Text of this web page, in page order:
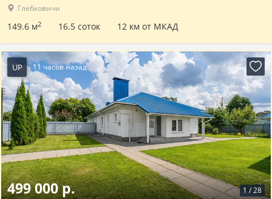
Глебковичи
149.6 м2 16.5 соток 12 км от МКАД
UP 11 часов назад
1 /28
499 000 р.